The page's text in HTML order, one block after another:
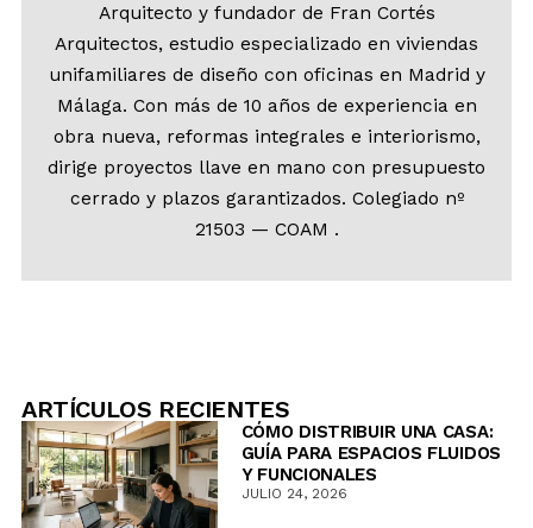
Arquitecto y fundador de Fran Cortés
Arquitectos, estudio especializado en viviendas
unifamiliares de diseño con oficinas en Madrid y
Málaga. Con más de 10 años de experiencia en
obra nueva, reformas integrales e interiorismo,
dirige proyectos llave en mano con presupuesto
cerrado y plazos garantizados. Colegiado nº
21503 — COAM .
ARTÍCULOS RECIENTES
CÓMO DISTRIBUIR UNA CASA:
GUÍA PARA ESPACIOS FLUIDOS
Y FUNCIONALES
JULIO 24, 2026